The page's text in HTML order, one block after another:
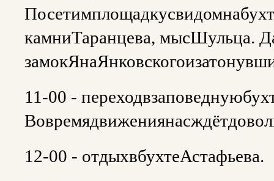
камниТаранцева, мысШульца.
11-00 -
12-00 - отдыхвбухтеАстафьева.